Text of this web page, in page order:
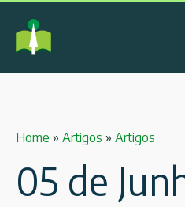
Home » Artigos » Artigos
05 de